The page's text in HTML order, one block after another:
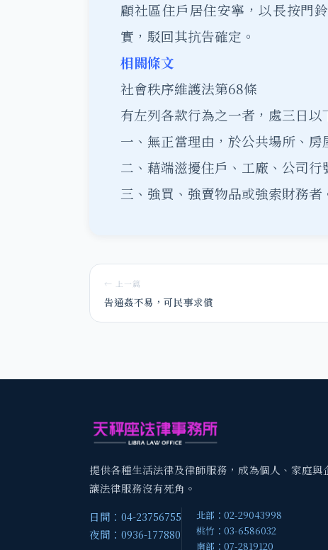
顧社區住戶居住安寧，以長按門
實，駁回其抗告確定。
相關條文
社會秩序維護法第68條
有左列各款行為之一者，處三日
一、無正當理由，於公共場所、
二、藉端滋擾住戶、工廠、公司
三、強買、強賣物品或強索財務者
← 上一篇
告通姦不易，可民事求償
提供各種生活法律及律師服務，成為個人、家庭與
讓法律服務沒有死角。
日間：04-23756755
夜間：0936-177880
北部：02-29043998
桃竹：03-6586032
南部：07-2819120